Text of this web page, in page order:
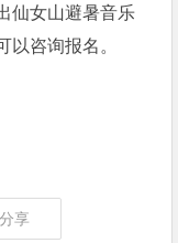
女山避暑音乐
以咨询报名。
分享